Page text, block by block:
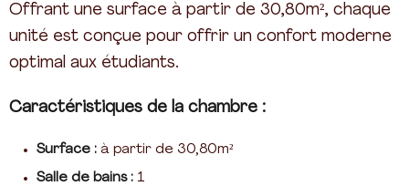
Offrant une surface à partir de 30,80m², chaque
unité est conçue pour offrir un confort moderne
optimal aux étudiants.
Caractéristiques de la chambre :
Surface : à partir de 30,80m²
Salle de bains : 1